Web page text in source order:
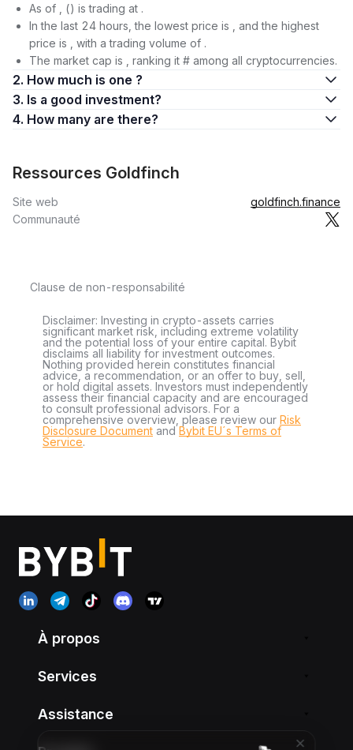
As of , () is trading at .
In the last 24 hours, the lowest price is , and the highest
price is , with a trading volume of .
The market cap is , ranking it # among all cryptocurrencies.
2. How much is one ?
3. Is a good investment?
4. How many are there?
Ressources Goldfinch
Site web
goldfinch.finance
Communauté
Clause de non-responsabilité
Disclaimer: Investing in crypto-assets carries
significant market risk, including extreme volatility
and the potential loss of your entire capital. Bybit
disclaims all liability for investment outcomes.
Nothing provided herein constitutes financial
advice, a recommendation, or an offer to buy, sell,
or hold digital assets. Investors must independently
assess their financial capacity and are encouraged
to consult professional advisors. For a
comprehensive overview, please review our Risk
Disclosure Document andBybit EU´s Terms of
Service.
À propos
Services
Assistance